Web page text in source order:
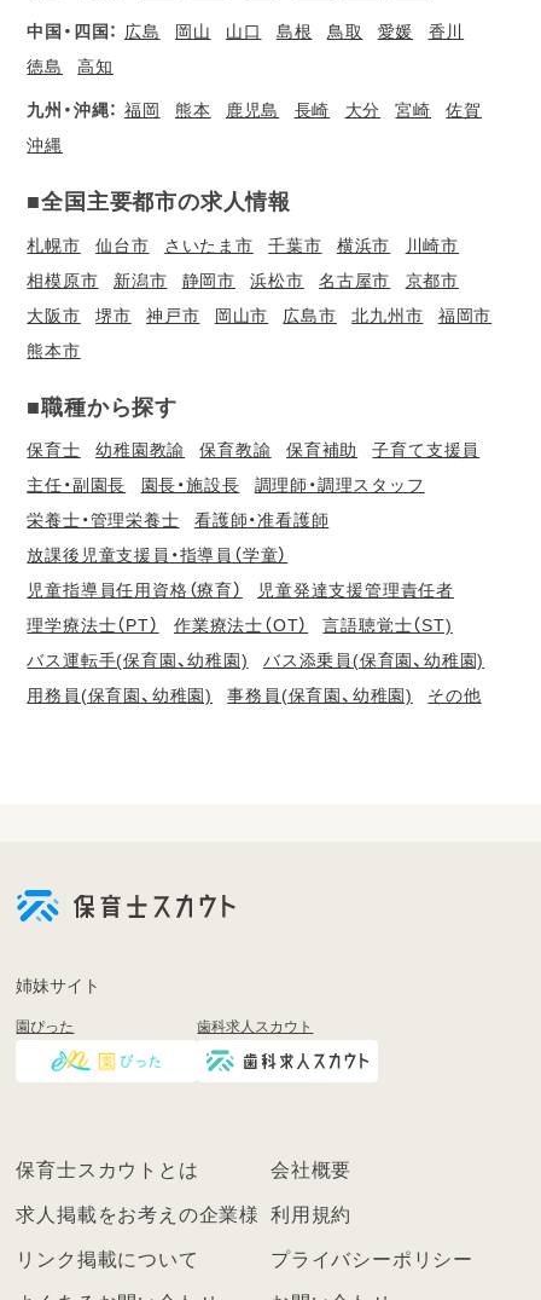
中国・四国： 広島 岡山 山口 島根 鳥取 愛媛
香川
徳島
高知
九州・沖縄： 福岡 熊本 鹿児島 長崎 大分 宮崎
佐賀
沖縄
■全国主要都市の求人情報
札幌市 仙台市 さいたま市 千葉市 横浜市
川崎市
相模原市
新潟市 静岡市 浜松市 名古屋市
京都市
大阪市
堺市 神戸市 岡山市 広島市 北九州市
福岡市
熊本市
■職種から探す
保育士 幼稚園教諭 保育教諭 保育補助
子育て支援員
主任・副園長
園長・施設長
調理師・調理スタッフ
栄養士・管理栄養士
看護師・准看護師
放課後児童支援員・指導員（学童）
児童指導員任用資格（療育）
児童発達支援管理責任者
理学療法士（PT）
作業療法士（OT）
言語聴覚士（ST)
バス運転手(保育園、幼稚園)
バス添乗員(保育園、幼稚園)
用務員(保育園、幼稚園)
事務員(保育園、幼稚園) その他
登
く
ン
姉妹サイト
園ぴった 歯科求人スカウト
保育士スカウトとは 会社概要
求人掲載をお考えの企業様 利用規約
リンク掲載について プライバシーポリシー